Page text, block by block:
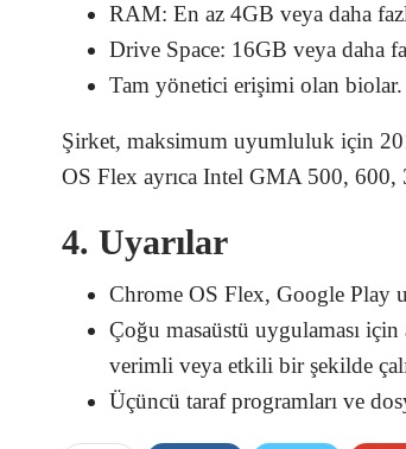
RAM: En az 4GB veya daha
Drive Space: 16GB veya daha
Tam yönetici erişimi olan biolar.
Şirket, maksimum uyumluluk için
OS Flex ayrıca Intel GMA 500, 600,
4. Uyarılar
Chrome OS Flex, Google Play
Çoğu masaüstü uygulaması
verimli veya etkili bir şekilde
Üçüncü taraf programları ve